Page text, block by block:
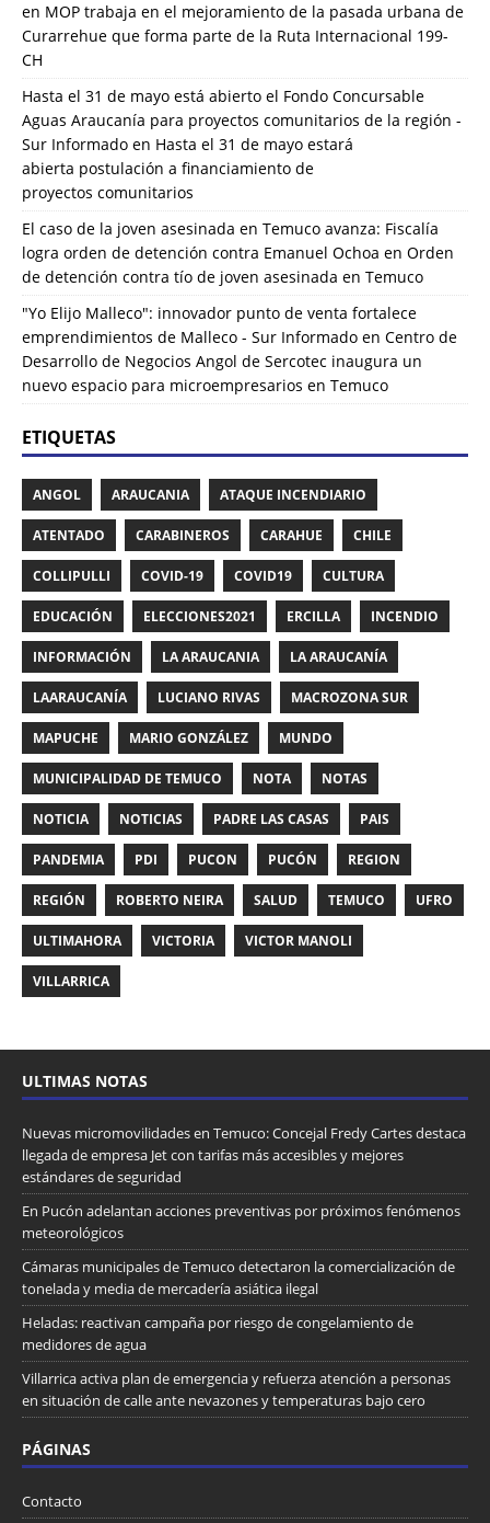
en MOP trabaja en el mejoramiento de la pasada urbana de
Curarrehue que forma parte de la Ruta Internacional 199-
CH
Hasta el 31 de mayo está abierto el Fondo Concursable
Aguas Araucanía para proyectos comunitarios de la región -
Sur Informado en Hasta el 31 de mayo estará
abierta postulación a financiamiento de
proyectos comunitarios
El caso de la joven asesinada en Temuco avanza: Fiscalía
logra orden de detención contra Emanuel Ochoa en Orden
de detención contra tío de joven asesinada en Temuco
"Yo Elijo Malleco": innovador punto de venta fortalece
emprendimientos de Malleco - Sur Informado en Centro de
Desarrollo de Negocios Angol de Sercotec inaugura un
nuevo espacio para microempresarios en Temuco
ETIQUETAS
ANGOL ARAUCANIA ATAQUE INCENDIARIO
ATENTADO CARABINEROS CARAHUE CHILE
COLLIPULLI COVID-19 COVID19 CULTURA
EDUCACIÓN ELECCIONES2021 ERCILLA INCENDIO
INFORMACIÓN LA ARAUCANIA LA ARAUCANÍA
LAARAUCANÍA LUCIANO RIVAS MACROZONA SUR
MAPUCHE MARIO GONZÁLEZ MUNDO
MUNICIPALIDAD DE TEMUCO NOTA NOTAS
NOTICIA NOTICIAS PADRE LAS CASAS PAIS
PANDEMIA PDI PUCON PUCÓN REGION
REGIÓN ROBERTO NEIRA SALUD TEMUCO UFRO
ULTIMAHORA VICTORIA VICTOR MANOLI
VILLARRICA
ULTIMAS NOTAS
Nuevas micromovilidades en Temuco: Concejal Fredy Cartes destaca
llegada de empresa Jet con tarifas más accesibles y mejores
estándares de seguridad
En Pucón adelantan acciones preventivas por próximos fenómenos
meteorológicos
Cámaras municipales de Temuco detectaron la comercialización de
tonelada y media de mercadería asiática ilegal
Heladas: reactivan campaña por riesgo de congelamiento de
medidores de agua
Villarrica activa plan de emergencia y refuerza atención a personas
en situación de calle ante nevazones y temperaturas bajo cero
PÁGINAS
Contacto